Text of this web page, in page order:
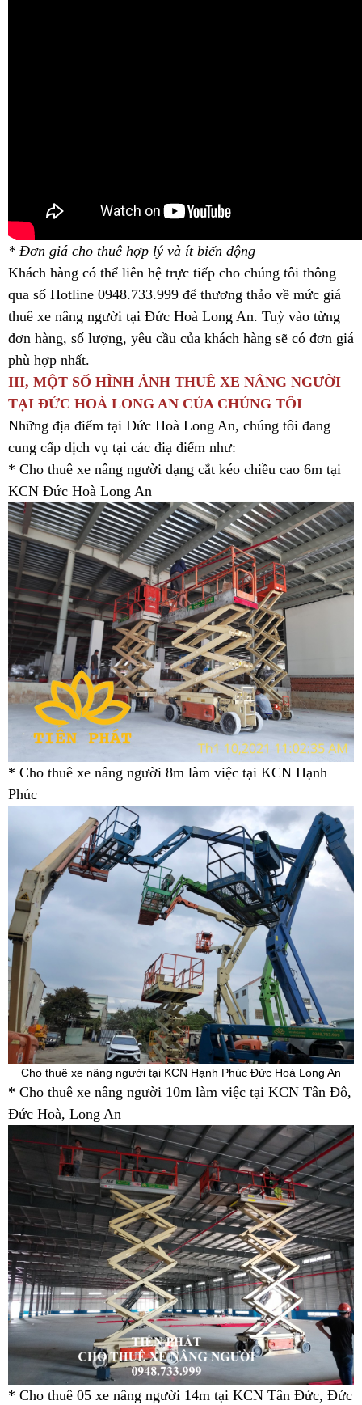
* Đơn giá cho thuê hợp lý và ít biến động
Khách hàng có thể liên hệ trực tiếp cho chúng tôi thông
qua số Hotline 0948.733.999 để thương thảo về mức giá
thuê xe nâng người tại Đức Hoà Long An. Tuỳ vào từng
đơn hàng, số lượng, yêu cầu của khách hàng sẽ có đơn giá
phù hợp nhất.
III, MỘT SỐ HÌNH ẢNH THUÊ XE NÂNG NGƯỜI
TẠI ĐỨC HOÀ LONG AN CỦA CHÚNG TÔI
Những địa điểm tại Đức Hoà Long An, chúng tôi đang
cung cấp dịch vụ tại các điạ điểm như:
* Cho thuê xe nâng người dạng cắt kéo chiều cao 6m tại
KCN Đức Hoà Long An
* Cho thuê xe nâng người 8m làm việc tại KCN Hạnh
Phúc
Cho thuê xe nâng người tại KCN Hạnh Phúc Đức Hoà Long An
* Cho thuê xe nâng người 10m làm việc tại KCN Tân Đô,
Đức Hoà, Long An
* Cho thuê 05 xe nâng người 14m tại KCN Tân Đức, Đức